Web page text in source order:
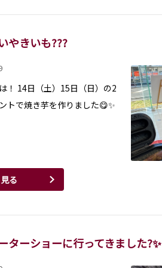
やきいも???
！ 14日（土）15日（日）の2
トで焼き芋を作りました😋✨
る
ターショーに行ってきました?✨